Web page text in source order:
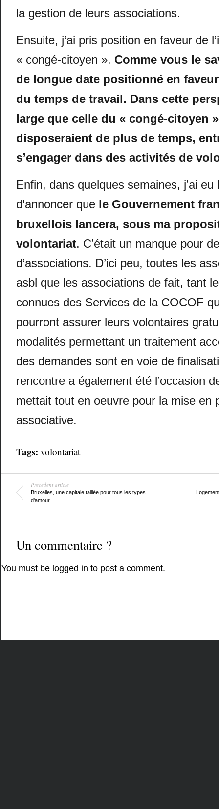
la gestion de leurs associations.
Ensuite, j’ai pris position en faveur de
« congé-citoyen ». Comme vous le
de longue date positionné en
du temps de travail. Dans cette
large que celle du « congé-citoyen
disposeraient de plus de temps,
s’engager dans des activités de
Enfin, dans quelques semaines, j’ai eu
d’annoncer quele Gouvernement
bruxellois lancera, sous ma
volontariat. C’était un manque pour
d’associations. D’ici peu, toutes les
asbl que les associations de fait, tant
connues des Services de la COCOF
pourront assurer leurs volontaires
modalités permettant un traitement
des demandes sont en voie de
rencontre a également été l’occasion
mettait tout en oeuvre pour la mise en
associative.
Tags: volontariat
Precedent article
Bruxelles, une capitale taillée pour tous les types
d'amour
Un commentaire ?
You must be logged in to post a comment.